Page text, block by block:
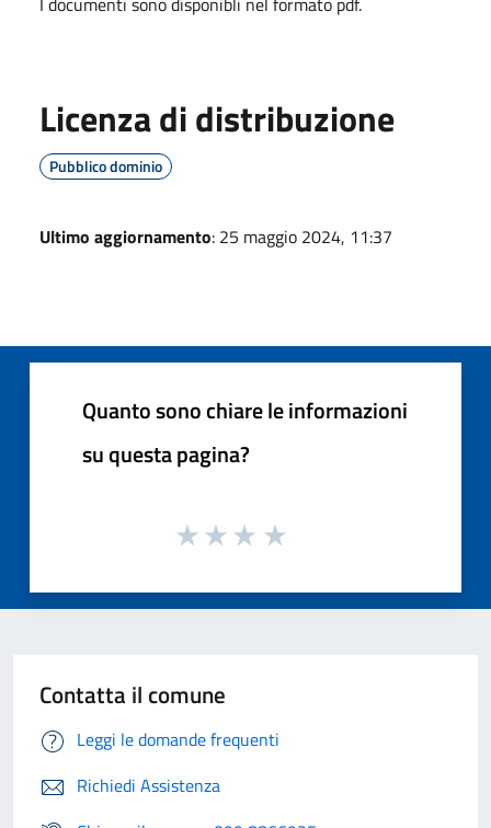
Licenza di distribuzione
Pubblico dominio
Ultimo aggiornamento: 25 maggio 2024, 11:37
Quanto sono chiare le informazioni
su questa pagina?
Contatta il comune
Leggi le domande frequenti
Richiedi Assistenza